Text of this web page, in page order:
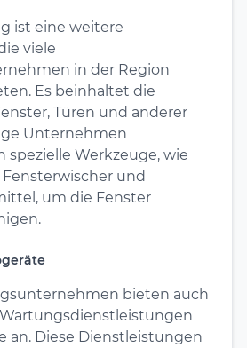
ist eine weitere
viele
in der Region
Es beinhaltet die
Türen und anderer
Unternehmen
spezielle Werkzeuge, wie
Fensterwischer und
um die Fenster
bieten auch
an. Diese Dienstleistungen